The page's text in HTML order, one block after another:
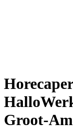
Groot-